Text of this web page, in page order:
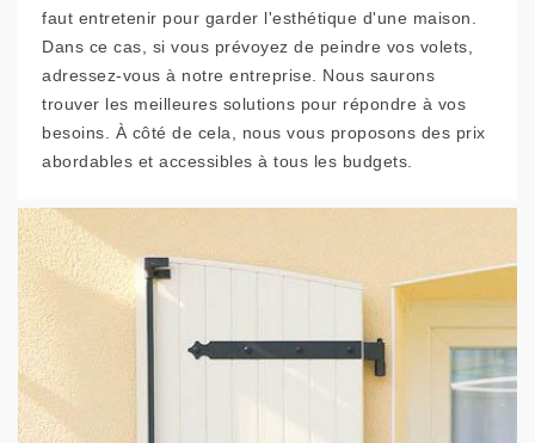
faut entretenir pour garder l'esthétique d'une maison.
Dans ce cas, si vous prévoyez de peindre vos volets,
adressez-vous à notre entreprise. Nous saurons
trouver les meilleures solutions pour répondre à vos
besoins. À côté de cela, nous vous proposons des prix
abordables et accessibles à tous les budgets.